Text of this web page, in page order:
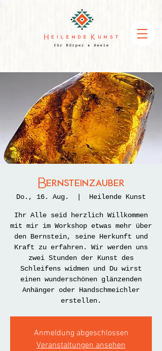
Bernsteinzauber
Do., 16. Aug. Heilende Kunst
Ihr Alle seid herzlich Willkommen
mit mir im Workshop etwas mehr über
den Bernstein, seine Herkunft und
Kraft zu erfahren. Wir werden uns
zwei Stunden der Kunst des
Schleifens widmen und Du wirst
einen wunderschönen glänzenden
Anhänger oder Handschmeichler
erstellen.
Anmeldung abgeschlossen
Veranstaltungen ansehen